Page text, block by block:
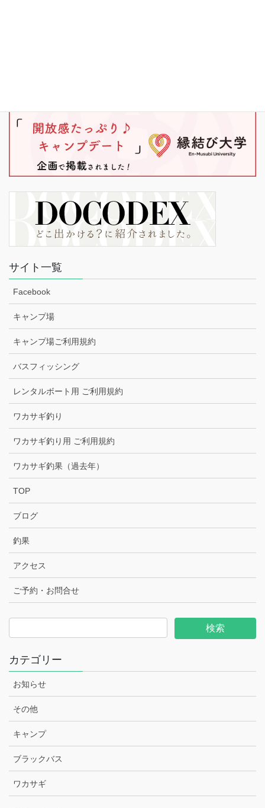
サイト一覧
Facebook
キャンプ場
キャンプ場ご利用規約
バスフィッシング
レンタルボート用 ご利用規約
ワカサギ釣り
ワカサギ釣り用 ご利用規約
ワカサギ釣果（過去年）
TOP
ブログ
釣果
アクセス
ご予約・お問合せ
カテゴリー
お知らせ
その他
キャンプ
ブラックバス
ワカサギ